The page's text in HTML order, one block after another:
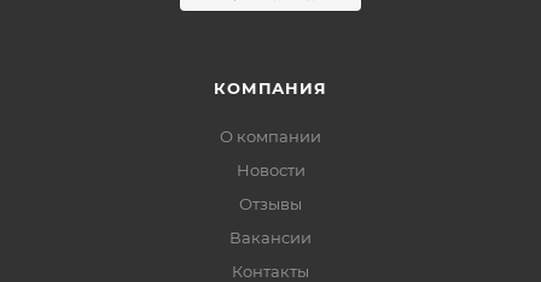
КОМПАНИЯ
О компании
Новости
Отзывы
Вакансии
Контакты